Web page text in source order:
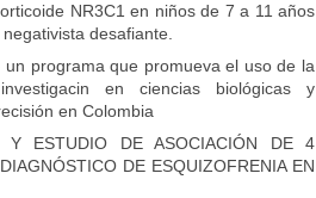
NR3C1 en niños de 7 a 11 años
desafiante.
programa que promueva el uso de la
en ciencias biológicas y
en Colombia
Y ESTUDIO DE ASOCIACIÓN DE 4
DE ESQUIZOFRENIA EN